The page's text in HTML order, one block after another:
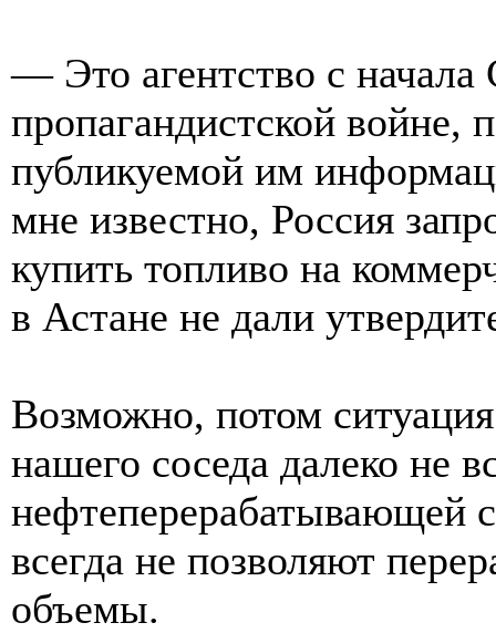
— Это агентство с начала
пропагандистской войне,
публикуемой им
мне известно, Россия
купить топливо на
в Астане не дали
Возможно, потом
нашего соседа далеко не
нефтеперерабатывающей
всегда не позволяют
объемы.